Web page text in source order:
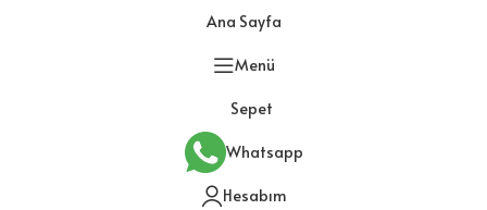
Ana Sayfa
Menü
Sepet
Whatsapp
Hesabım